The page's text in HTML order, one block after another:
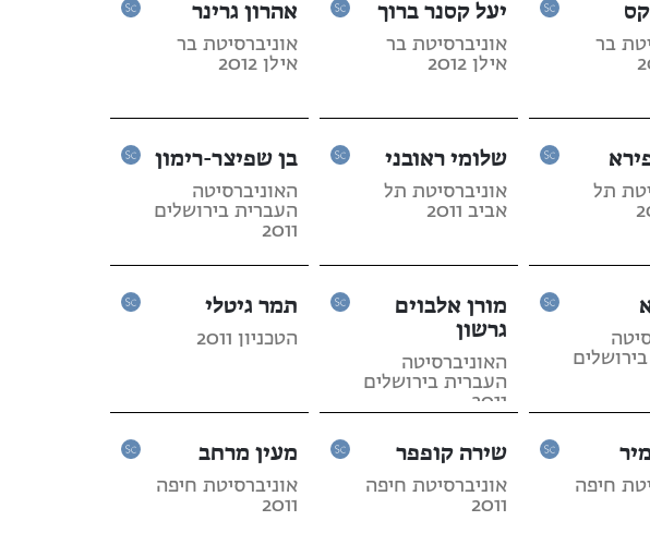
בר
יעל קסנר ברוך
אוניברסיטת בר
אילן 2012
אהרון גרינר
אוניברסיטת בר
אילן 2012
תל
שלומי ראובני
אוניברסיטת תל
אביב 2011
בן שפיצר-רימון
האוניברסיטה
העברית בירושלים
2011
מורן אלבוים
גרשון
האוניברסיטה
העברית בירושלים
2011
תמר גיטלי
הטכניון 2011
חיפה
שירה קופפר
אוניברסיטת חיפה
2011
מעין מרחב
אוניברסיטת חיפה
2011